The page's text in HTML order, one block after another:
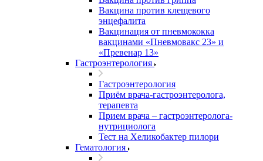
Вакцина против клещевого
энцефалита
Вакцинация от пневмококка
вакцинами «Пневмовакс 23» и
«Превенар 13»
Гастроэнтерология
Гастроэнтерология
Приём врача-гастроэнтеролога,
терапевта
Прием врача – гастроэнтеролога-
нутрициолога
Тест на Хеликобактер пилори
Гематология